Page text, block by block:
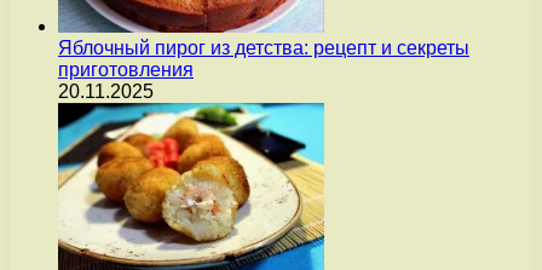
Яблочный пирог из детства: рецепт и секреты
приготовления
20.11.2025